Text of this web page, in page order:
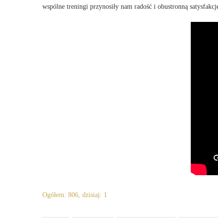
wspólne treningi przynosiły nam radość i obustronną
Ogółem: 806, dzisiaj: 1